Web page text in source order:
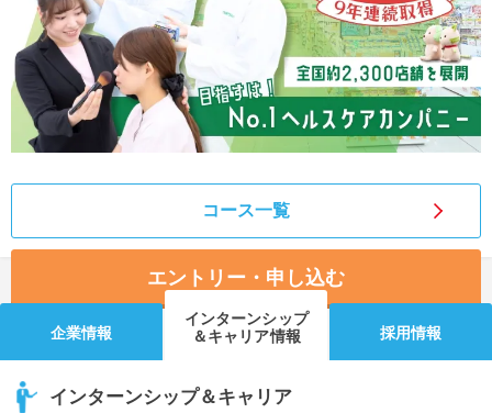
コース一覧
エントリー・申し込む
企業情報
インターンシップ
＆キャリア情報
採用情報
インターンシップ＆キャリア